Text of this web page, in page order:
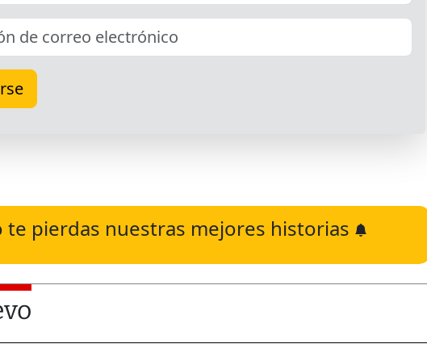
te pierdas nuestras mejores historias